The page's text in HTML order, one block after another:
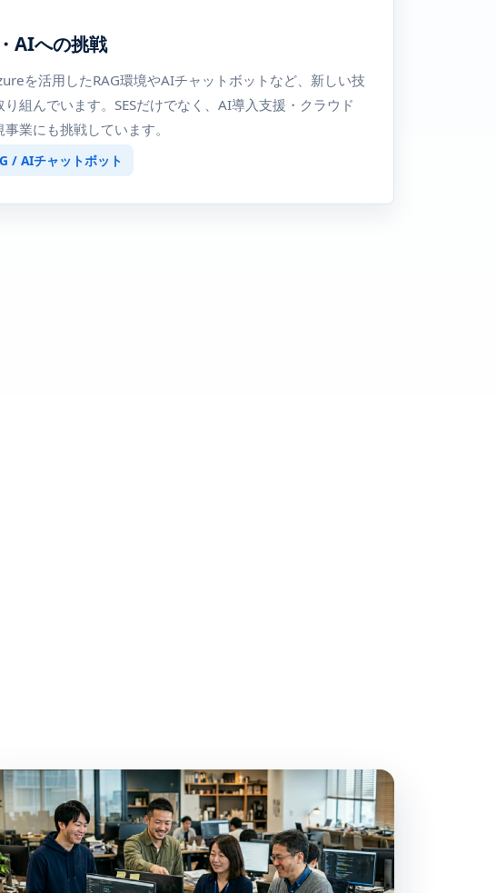
AIへの挑戦
を活用したRAG環境やAIチャットボットなど、新しい技
組んでいます。SESだけでなく、AI導入支援・クラウド
業にも挑戦しています。
/ AIチャットボット